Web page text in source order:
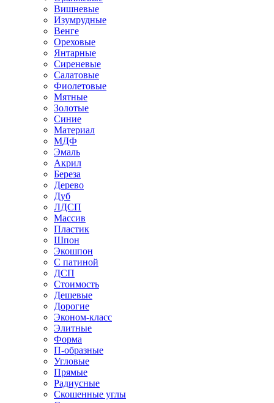
Вишневые
Изумрудные
Венге
Ореховые
Янтарные
Сиреневые
Салатовые
Фиолетовые
Мятные
Золотые
Синие
Материал
МДФ
Эмаль
Акрил
Береза
Дерево
Дуб
ЛДСП
Массив
Пластик
Шпон
Экошпон
С патиной
ДСП
Стоимость
Дешевые
Дорогие
Эконом-класс
Элитные
Форма
П-образные
Угловые
Прямые
Радиусные
Скошенные углы